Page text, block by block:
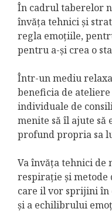
În cadrul taberelor
învăța tehnici și
regla emoțiile,
pentru a-și crea o
Într-un mediu
beneficia de
individuale de
menite să îl ajute să
profund propria sa
Va învăța tehnici de
respirație și metode
care il vor sprijini
și a echilibrului